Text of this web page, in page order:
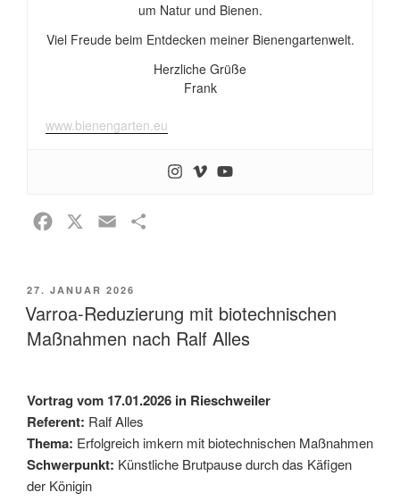
um Natur und Bienen.
Viel Freude beim Entdecken meiner Bienengartenwelt.
Herzliche Grüße
Frank
www.bienengarten.eu
e
b
o
k
i
l
e
n
VERÖFFENTLICHT
AM
27. JANUAR 2026
Varroa-Reduzierung mit biotechnischen
Maßnahmen nach Ralf Alles
Vortrag vom 17.01.2026 in Rieschweiler
Referent: Ralf Alles
Thema: Erfolgreich imkern mit biotechnischen Maßnahmen
Schwerpunkt: Künstliche Brutpause durch das Käfigen
der Königin